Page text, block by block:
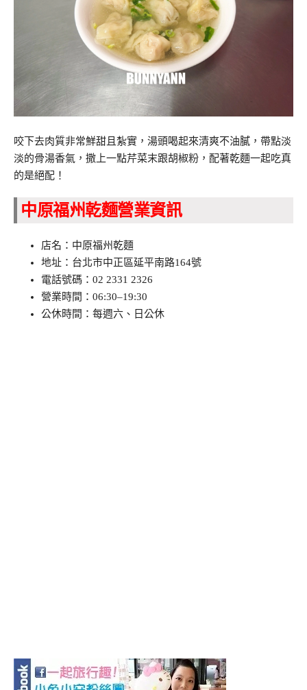
咬下去肉質非常鮮甜且紮實，湯頭喝起來清爽不油膩，帶點淡
淡的骨湯香氣，撒上一點芹菜末跟胡椒粉，配著乾麵一起吃真
的是絕配！
中原福州乾麵營業資訊
店名：中原福州乾麵
地址：台北市中正區延平南路164號
電話號碼：02 2331 2326
營業時間：06:30–19:30
公休時間：每週六、日公休